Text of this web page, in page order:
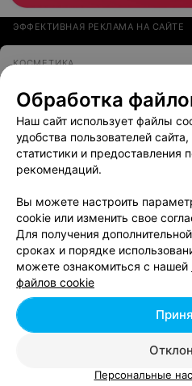
ЭФФЕКТИВНАЯ РЕКЛАМА НА САЙТЕ
КОСМЕТИКА
Белита-Витэкс
Новополоцк, ул. Ктаторова, 12
Отзывы
Добавить
Обработка
Наш сайт использует файлы
удобства пользователей
статистики и предоставления
рекомендаций.
Вы можете настроить
cookie или изменить свое
Для получения
сроках и порядке
можете ознакомиться с нашей
файлов cookie
Персональные